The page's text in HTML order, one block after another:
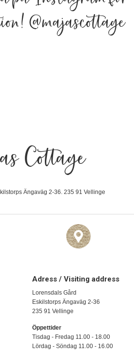
@majascottage
Cottage
Ängaväg 2-36. 235 91 Vellinge
Adress / Visiting address
Lorensdals Gård
Eskilstorps Ängaväg 2-36
235 91 Vellinge
Öppettider
Tisdag - Fredag 11.00 - 18.00
Lördag - Söndag 11.00 - 16.00